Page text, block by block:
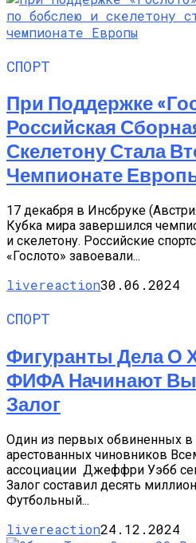
СПОРТ
При Поддержке
Российская
Скелетону Стала
Чемпионате
17 декабря в Инсбруке
Кубка мира завершился
и скелетону. Российские
«Гослото» завоевали...
livereaction30.06.2024
СПОРТ
Фигуранты Дела О
ФИФА Начинают
Залог
Один из первых обвиненных в
арестованных чиновников
ассоциации Джеффри Уэбб
Залог составил десять
Футбольный...
livereaction24.12.2024